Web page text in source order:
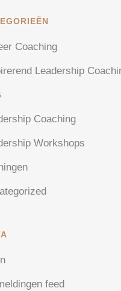
Coaching
Leadership
Coaching
Workshops
feed